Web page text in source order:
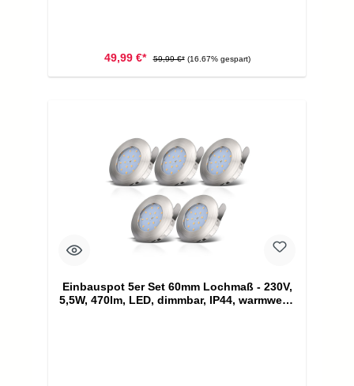
49,99 €* 59,99 €* (16.67% gespart)
Einbauspot 5er Set 60mm Lochmaß - 230V,
5,5W, 470lm, LED, dimmbar, IP44, warmweiß,